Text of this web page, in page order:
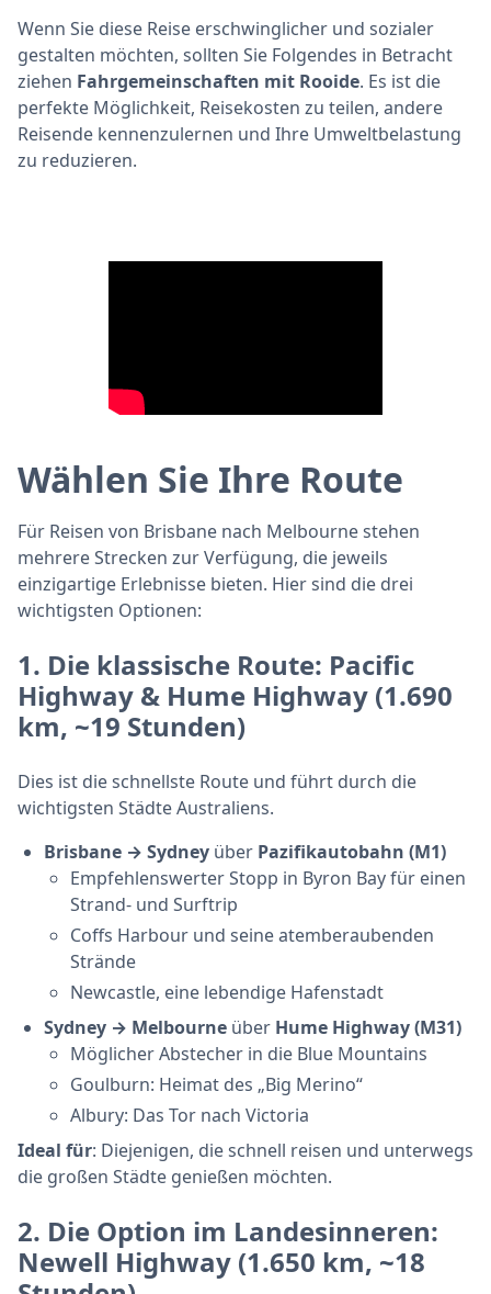
Wenn Sie diese Reise erschwinglicher und sozialer
gestalten möchten, sollten Sie Folgendes in Betracht
ziehen Fahrgemeinschaften mit Rooide. Es ist die
perfekte Möglichkeit, Reisekosten zu teilen, andere
Reisende kennenzulernen und Ihre Umweltbelastung
zu reduzieren.
Wählen Sie Ihre Route
Für Reisen von Brisbane nach Melbourne stehen
mehrere Strecken zur Verfügung, die jeweils
einzigartige Erlebnisse bieten. Hier sind die drei
wichtigsten Optionen:
1. Die klassische Route: Pacific
Highway & Hume Highway (1.690
km, ~19 Stunden)
Dies ist die schnellste Route und führt durch die
wichtigsten Städte Australiens.
Brisbane → Sydney über Pazifikautobahn (M1)
Empfehlenswerter Stopp in Byron Bay für einen
Strand- und Surftrip
Coffs Harbour und seine atemberaubenden
Strände
Newcastle, eine lebendige Hafenstadt
Sydney → Melbourne über Hume Highway (M31)
Möglicher Abstecher in die Blue Mountains
Goulburn: Heimat des „Big Merino“
Albury: Das Tor nach Victoria
Ideal für: Diejenigen, die schnell reisen und unterwegs
die großen Städte genießen möchten.
2. Die Option im Landesinneren:
Newell Highway (1.650 km, ~18